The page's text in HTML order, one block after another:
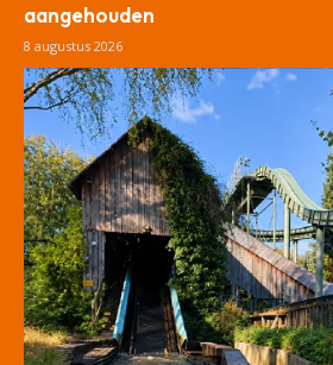
aangehouden
8 augustus 2026